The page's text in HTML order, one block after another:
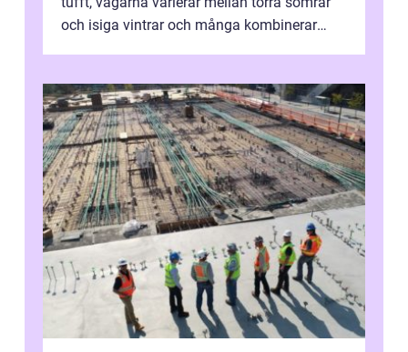
och isiga vintrar och många kombinerar